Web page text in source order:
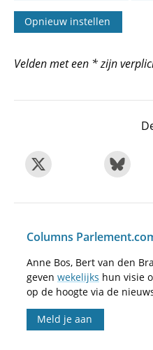
Velden met een * zijn
Columns
Anne Bos, Bert van den
geven wekelijks hun visie
op de hoogte via de
Meld je aan